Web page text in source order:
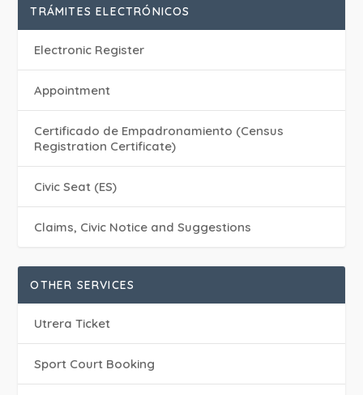
TRÁMITES ELECTRÓNICOS
Electronic Register
Appointment
Certificado de Empadronamiento (Census
Registration Certificate)
Civic Seat (ES)
Claims, Civic Notice and Suggestions
OTHER SERVICES
Utrera Ticket
Sport Court Booking